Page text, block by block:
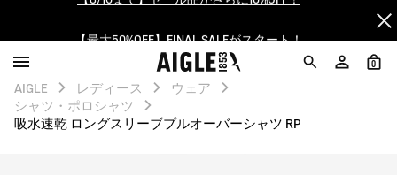
ログイン/会員登録で送料＆返品無料
AIGLE CLUB ポイントサービス終了のお知らせ
0
AIGLE レディース
ウェア
シャツ・ポロシャツ
吸水速乾 ロングスリーブプルオーバーシャツ RP